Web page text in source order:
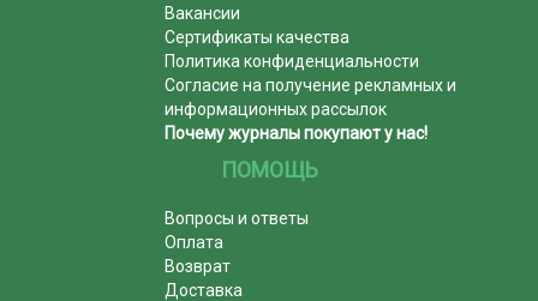
Вакансии
Сертификаты качества
Политика конфиденциальности
Согласие на получение рекламных и
информационных рассылок
Почему журналы покупают у нас!
ПОМОЩЬ
Вопросы и ответы
Оплата
Возврат
Доставка